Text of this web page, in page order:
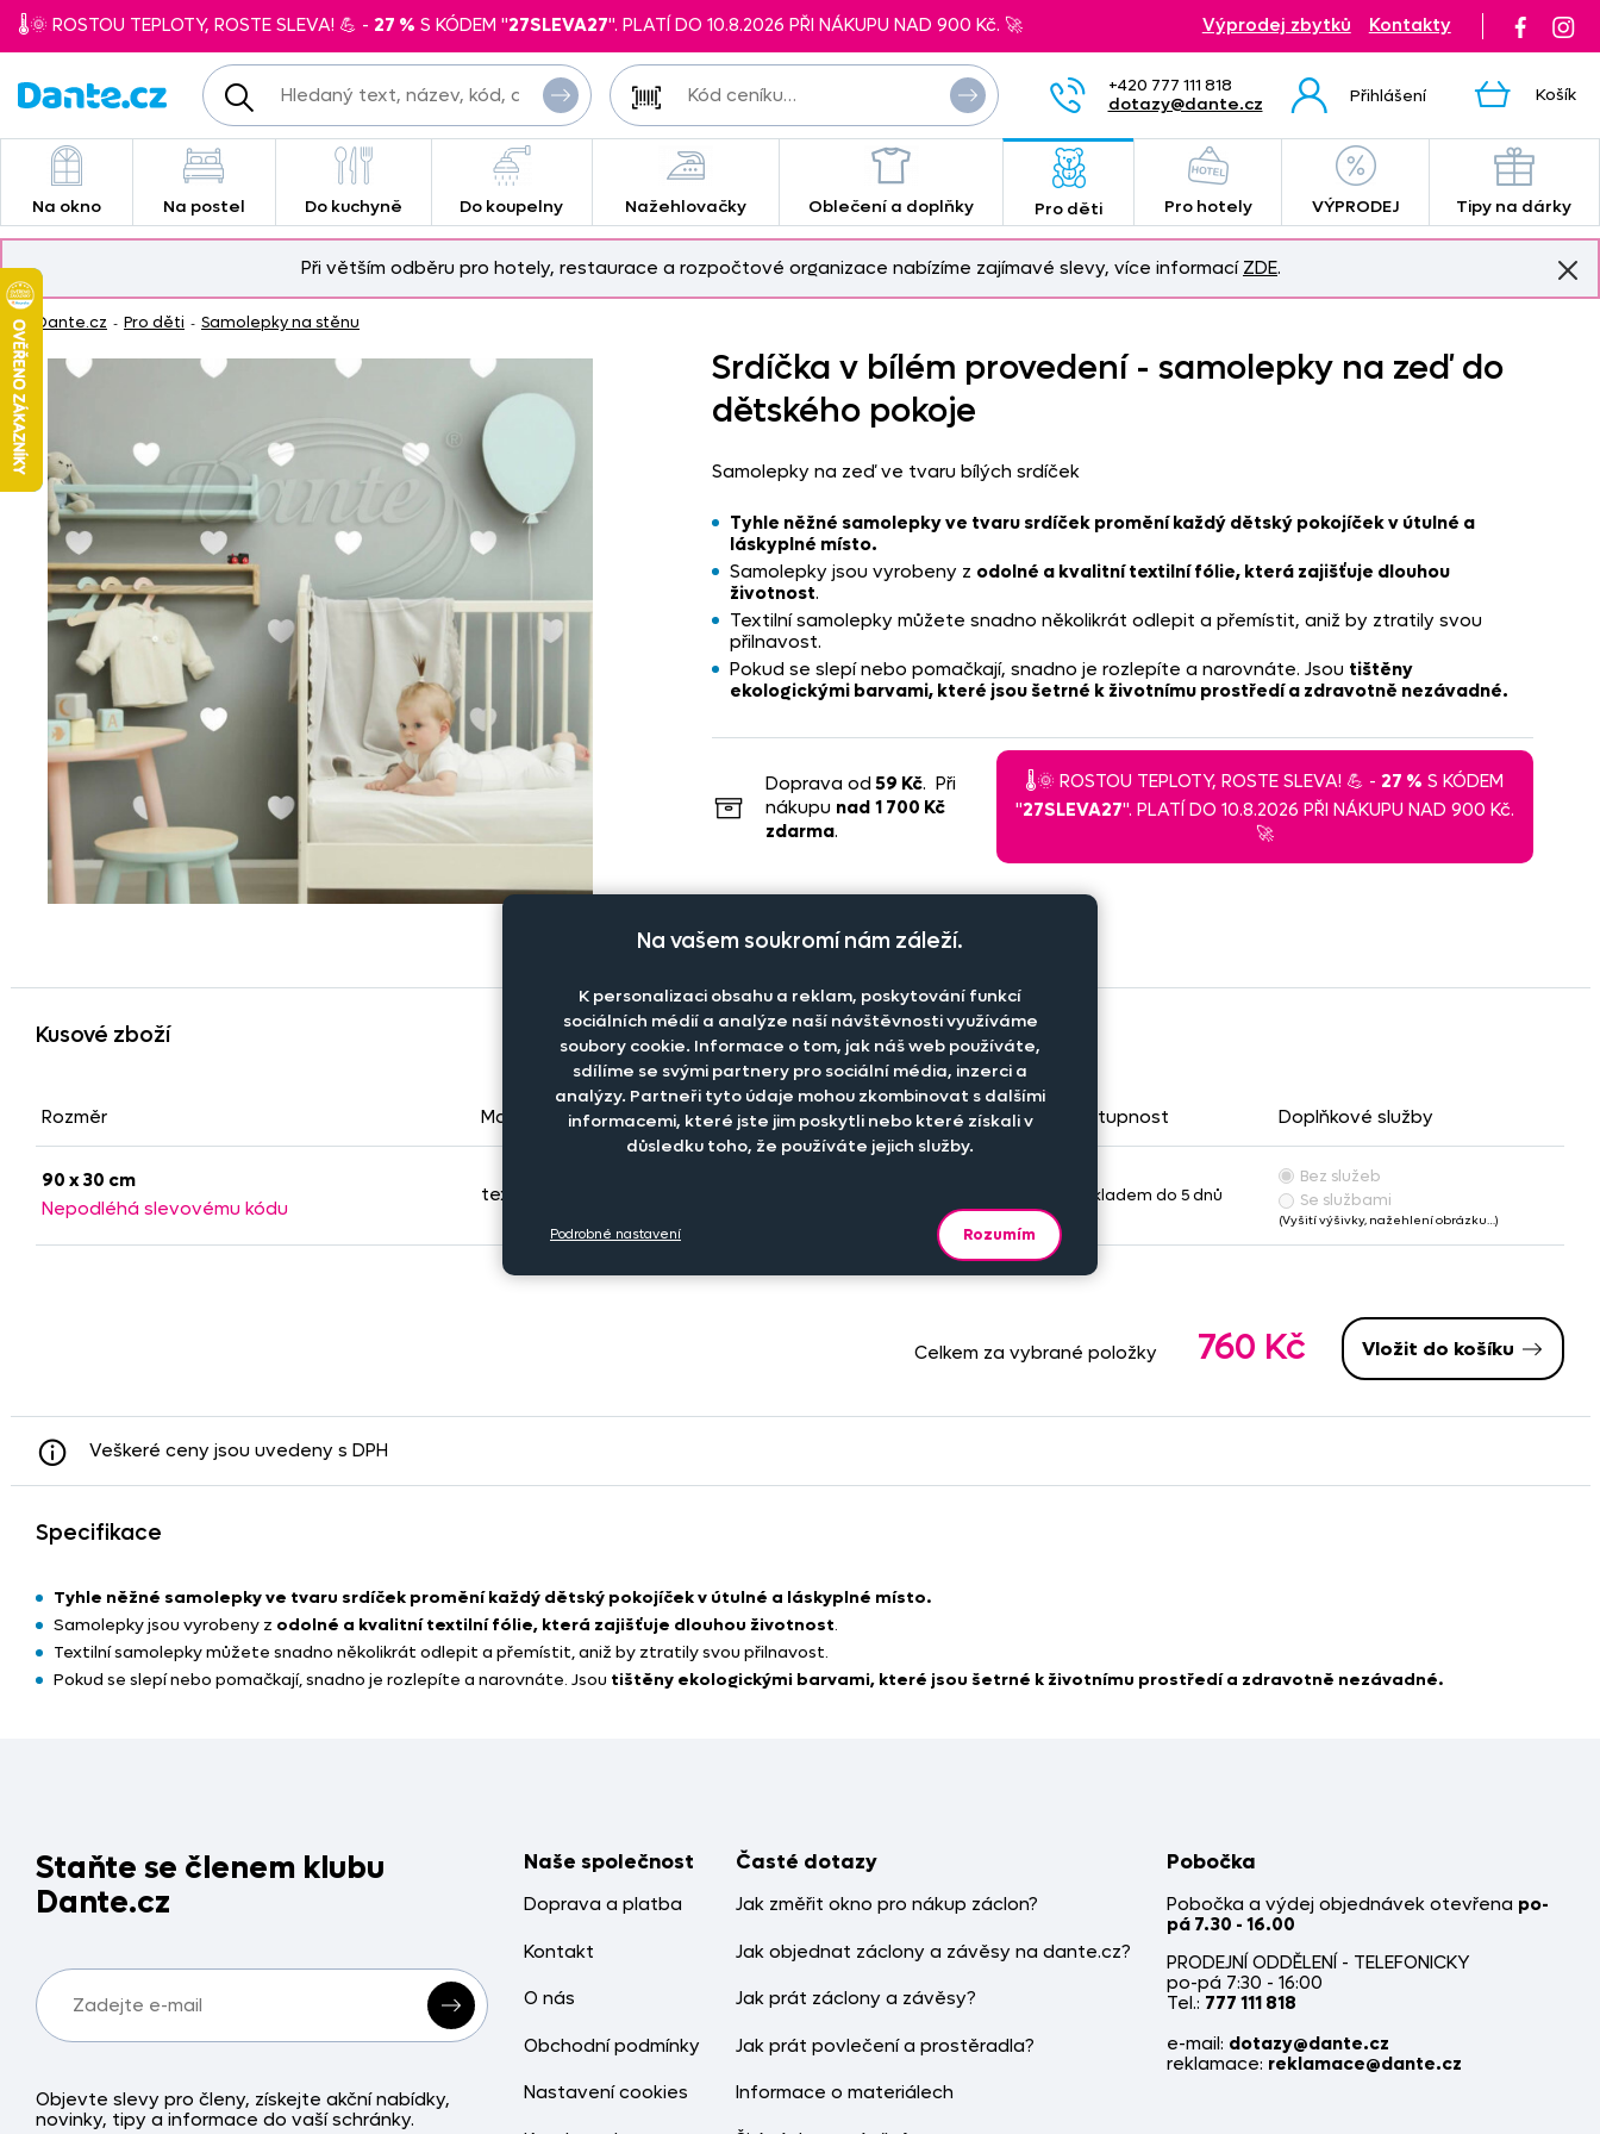
+420 777 111 818
dotazy@dante.cz
Přihlášení Košík
🌡️🌞 ROSTOU TEPLOTY, ROSTE SLEVA! 💪 - 27 % S KÓDEM "27SLEVA27". PLATÍ DO 10.8.2026 PŘI NÁKUPU NAD 900 Kč. 🚀 Výprodej zbytků Kontakty
Na okno Na postel Do kuchyně Do koupelny Nažehlovačky Oblečení a doplňky Pro děti Pro hotely VÝPRODEJ Tipy na dárky
Při větším odběru pro hotely, restaurace a rozpočtové organizace nabízíme zajímavé slevy, více informací ZDE.
Dante.cz - Pro děti - Samolepky na stěnu
Srdíčka v bílém provedení - samolepky na zeď do
dětského pokoje
Samolepky na zeď ve tvaru bílých srdíček
Tyhle něžné samolepky ve tvaru srdíček promění každý dětský pokojíček v útulné a
láskyplné místo.
Samolepky jsou vyrobeny z odolné a kvalitní textilní fólie, která zajišťuje dlouhou
životnost.
Textilní samolepky můžete snadno několikrát odlepit a přemístit, aniž by ztratily svou
přilnavost.
Pokud se slepí nebo pomačkají, snadno je rozlepíte a narovnáte. Jsou tištěny
ekologickými barvami, které jsou šetrné k životnímu prostředí a zdravotně nezávadné.
Doprava od 59 Kč. Při
nákupu nad 1 700 Kč
zdarma.
🌡️🌞 ROSTOU TEPLOTY, ROSTE SLEVA! 💪 -27 % S KÓDEM
"27SLEVA27". PLATÍ DO 10.8.2026 PŘI NÁKUPU NAD 900 Kč.
🚀
Kusové zboží
Rozměr Materiál Počet kusů Cena na eshopu Dostupnost Doplňkové služby
90 x 30 cm
Nepodléhá slevovému kódu
textilní fólie Skladem do 5 dnů
Bez služeb
Se službami
(Vyšití výšivky, nažehlení obrázku…)
Celkem za vybrané položky 760 Kč Vložit do košíku
Veškeré ceny jsou uvedeny s DPH
Specifikace
Tyhle něžné samolepky ve tvaru srdíček promění každý dětský pokojíček v útulné a láskyplné místo.
Samolepky jsou vyrobeny z odolné a kvalitní textilní fólie, která zajišťuje dlouhou životnost.
Textilní samolepky můžete snadno několikrát odlepit a přemístit, aniž by ztratily svou přilnavost.
Pokud se slepí nebo pomačkají, snadno je rozlepíte a narovnáte. Jsou tištěny ekologickými barvami, které jsou šetrné k životnímu prostředí a zdravotně nezávadné.
Staňte se členem klubu
Dante.cz
Objevte slevy pro členy, získejte akční nabídky,
novinky, tipy a informace do vaší schránky.
Naše společnost
Doprava a platba
Kontakt
O nás
Obchodní podmínky
Nastavení cookies
Časté dotazy
Jak změřit okno pro nákup záclon?
Jak objednat záclony a závěsy na dante.cz?
Jak prát záclony a závěsy?
Jak prát povlečení a prostěradla?
Informace o materiálech
Pobočka
Pobočka a výdej objednávek otevřena po-
pá 7.30 - 16.00
PRODEJNÍ ODDĚLENÍ - TELEFONICKY
po-pá 7:30 - 16:00
Tel.: 777 111 818
e-mail: dotazy@dante.cz
reklamace: reklamace@dante.cz
Na vašem soukromí nám záleží.
K personalizaci obsahu a reklam, poskytování funkcí
sociálních médií a analýze naší návštěvnosti využíváme
soubory cookie. Informace o tom, jak náš web používáte,
sdílíme se svými partnery pro sociální média, inzerci a
analýzy. Partneři tyto údaje mohou zkombinovat s dalšími
informacemi, které jste jim poskytli nebo které získali v
důsledku toho, že používáte jejich služby.
Rozumím
Podrobné nastavení